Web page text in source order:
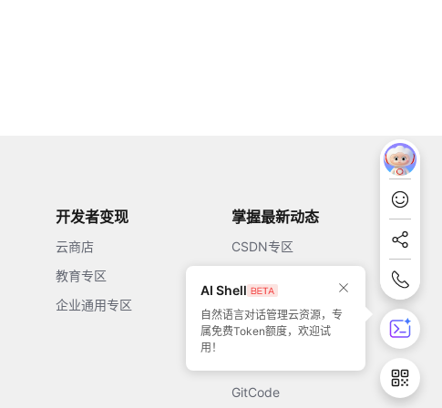
开发者变现
云商店
教育专区
企业通用专区
掌握最新动态
CSDN专区
51CTO
GitCode
AI Shell
自然语言对话管理云资源，专
属免费Token额度，欢迎试
用！